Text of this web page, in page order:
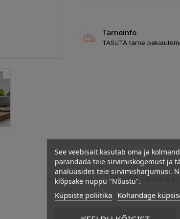
Tarneinfo
TASUTA tarne
KIRJELDUS TOOTE
See veebisait kasutab oma ja
parandada teie sirvimiskogemust ja
analüüsides teie sirvimisharjumusi.
klõpsake nuppu "Nõustu".
Küpsiste poliitika Kohandage